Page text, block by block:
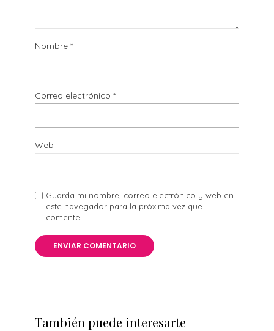
Nombre *
Correo electrónico *
Web
Guarda mi nombre, correo electrónico y web en
este navegador para la próxima vez que
comente.
También puede interesarte